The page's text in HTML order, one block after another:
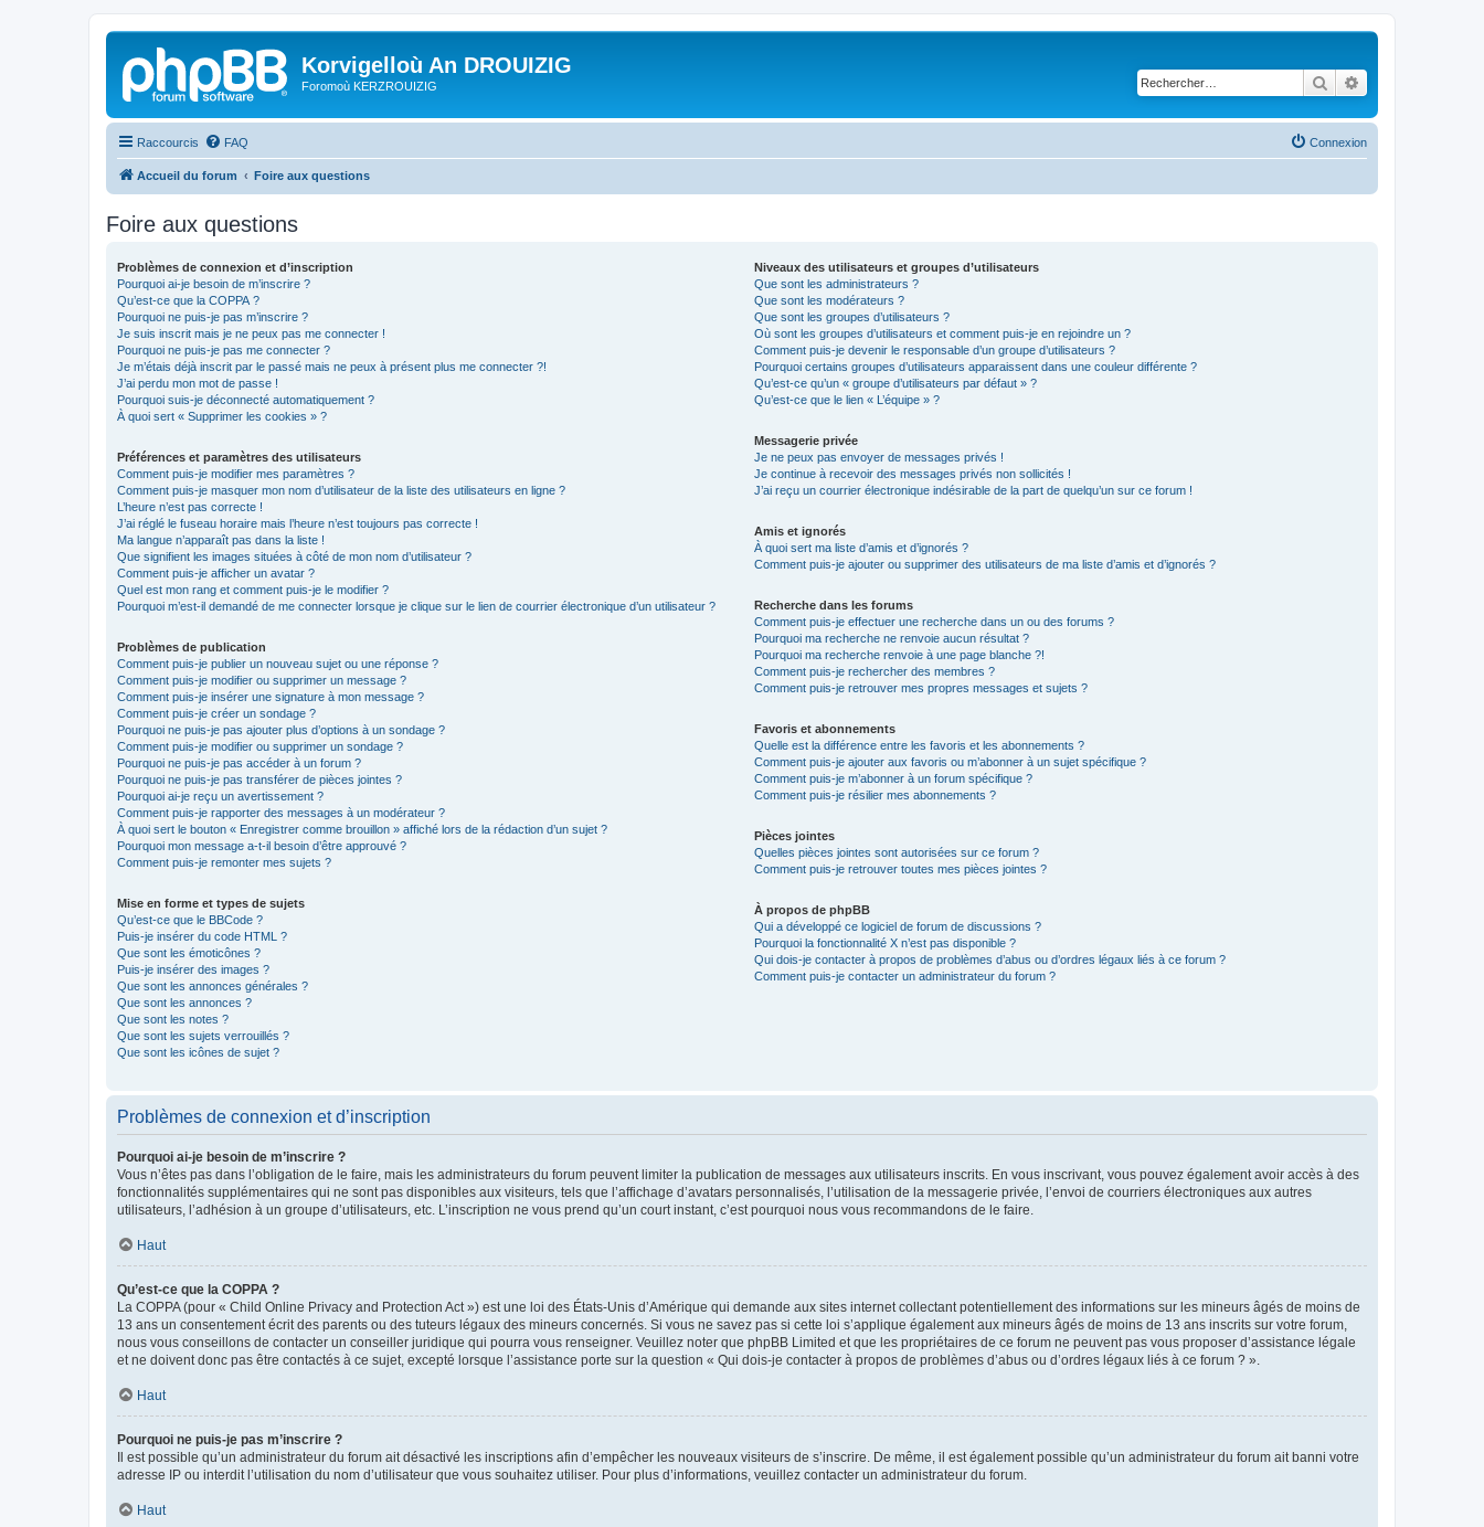
Korvigelloù An DROUIZIG
Foromoù KERZROUIZIG Rechercher
Raccourcis FAQ Connexion
Accueil du forum Foire aux questions
Foire aux questions
Problèmes de connexion et d’inscription
Pourquoi ai-je besoin de m’inscrire ?
Qu’est-ce que la COPPA ?
Pourquoi ne puis-je pas m’inscrire ?
Je suis inscrit mais je ne peux pas me connecter !
Pourquoi ne puis-je pas me connecter ?
Je m’étais déjà inscrit par le passé mais ne peux à présent plus me connecter ?!
J’ai perdu mon mot de passe !
Pourquoi suis-je déconnecté automatiquement ?
À quoi sert « Supprimer les cookies » ?
Préférences et paramètres des utilisateurs
Comment puis-je modifier mes paramètres ?
Comment puis-je masquer mon nom d’utilisateur de la liste des utilisateurs en ligne ?
L’heure n’est pas correcte !
J’ai réglé le fuseau horaire mais l’heure n’est toujours pas correcte !
Ma langue n’apparaît pas dans la liste !
Que signifient les images situées à côté de mon nom d’utilisateur ?
Comment puis-je afficher un avatar ?
Quel est mon rang et comment puis-je le modifier ?
Pourquoi m’est-il demandé de me connecter lorsque je clique sur le lien de courrier électronique d’un utilisateur ?
Problèmes de publication
Comment puis-je publier un nouveau sujet ou une réponse ?
Comment puis-je modifier ou supprimer un message ?
Comment puis-je insérer une signature à mon message ?
Comment puis-je créer un sondage ?
Pourquoi ne puis-je pas ajouter plus d’options à un sondage ?
Comment puis-je modifier ou supprimer un sondage ?
Pourquoi ne puis-je pas accéder à un forum ?
Pourquoi ne puis-je pas transférer de pièces jointes ?
Pourquoi ai-je reçu un avertissement ?
Comment puis-je rapporter des messages à un modérateur ?
À quoi sert le bouton « Enregistrer comme brouillon » affiché lors de la rédaction d’un sujet ?
Pourquoi mon message a-t-il besoin d’être approuvé ?
Comment puis-je remonter mes sujets ?
Mise en forme et types de sujets
Qu’est-ce que le BBCode ?
Puis-je insérer du code HTML ?
Que sont les émoticônes ?
Puis-je insérer des images ?
Que sont les annonces générales ?
Que sont les annonces ?
Que sont les notes ?
Que sont les sujets verrouillés ?
Que sont les icônes de sujet ?
Niveaux des utilisateurs et groupes d’utilisateurs
Que sont les administrateurs ?
Que sont les modérateurs ?
Que sont les groupes d’utilisateurs ?
Où sont les groupes d’utilisateurs et comment puis-je en rejoindre un ?
Comment puis-je devenir le responsable d’un groupe d’utilisateurs ?
Pourquoi certains groupes d’utilisateurs apparaissent dans une couleur différente ?
Qu’est-ce qu’un « groupe d’utilisateurs par défaut » ?
Qu’est-ce que le lien « L’équipe » ?
Messagerie privée
Je ne peux pas envoyer de messages privés !
Je continue à recevoir des messages privés non sollicités !
J’ai reçu un courrier électronique indésirable de la part de quelqu’un sur ce forum !
Amis et ignorés
À quoi sert ma liste d’amis et d’ignorés ?
Comment puis-je ajouter ou supprimer des utilisateurs de ma liste d’amis et d’ignorés ?
Recherche dans les forums
Comment puis-je effectuer une recherche dans un ou des forums ?
Pourquoi ma recherche ne renvoie aucun résultat ?
Pourquoi ma recherche renvoie à une page blanche ?!
Comment puis-je rechercher des membres ?
Comment puis-je retrouver mes propres messages et sujets ?
Favoris et abonnements
Quelle est la différence entre les favoris et les abonnements ?
Comment puis-je ajouter aux favoris ou m’abonner à un sujet spécifique ?
Comment puis-je m’abonner à un forum spécifique ?
Comment puis-je résilier mes abonnements ?
Pièces jointes
Quelles pièces jointes sont autorisées sur ce forum ?
Comment puis-je retrouver toutes mes pièces jointes ?
À propos de phpBB
Qui a développé ce logiciel de forum de discussions ?
Pourquoi la fonctionnalité X n’est pas disponible ?
Qui dois-je contacter à propos de problèmes d’abus ou d’ordres légaux liés à ce forum ?
Comment puis-je contacter un administrateur du forum ?
Problèmes de connexion et d’inscription
Pourquoi ai-je besoin de m’inscrire ?
Vous n’êtes pas dans l’obligation de le faire, mais les administrateurs du forum peuvent limiter la publication de messages aux utilisateurs inscrits. En vous inscrivant, vous pouvez également avoir accès à des
fonctionnalités supplémentaires qui ne sont pas disponibles aux visiteurs, tels que l’affichage d’avatars personnalisés, l’utilisation de la messagerie privée, l’envoi de courriers électroniques aux autres
utilisateurs, l’adhésion à un groupe d’utilisateurs, etc. L’inscription ne vous prend qu’un court instant, c’est pourquoi nous vous recommandons de le faire.
Haut
Qu’est-ce que la COPPA ?
La COPPA (pour « Child Online Privacy and Protection Act ») est une loi des États-Unis d’Amérique qui demande aux sites internet collectant potentiellement des informations sur les mineurs âgés de moins de
13 ans un consentement écrit des parents ou des tuteurs légaux des mineurs concernés. Si vous ne savez pas si cette loi s’applique également aux mineurs âgés de moins de 13 ans inscrits sur votre forum,
nous vous conseillons de contacter un conseiller juridique qui pourra vous renseigner. Veuillez noter que phpBB Limited et que les propriétaires de ce forum ne peuvent pas vous proposer d’assistance légale
et ne doivent donc pas être contactés à ce sujet, excepté lorsque l’assistance porte sur la question « Qui dois-je contacter à propos de problèmes d’abus ou d’ordres légaux liés à ce forum ? ».
Haut
Pourquoi ne puis-je pas m’inscrire ?
Il est possible qu’un administrateur du forum ait désactivé les inscriptions afin d’empêcher les nouveaux visiteurs de s’inscrire. De même, il est également possible qu’un administrateur du forum ait banni votre
adresse IP ou interdit l’utilisation du nom d’utilisateur que vous souhaitez utiliser. Pour plus d’informations, veuillez contacter un administrateur du forum.
Haut